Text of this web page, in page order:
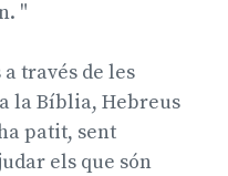
"
través de les
la Bíblia, Hebreus
patit, sent
els que són